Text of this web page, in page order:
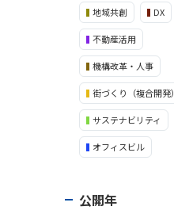
地域共創 DX
不動産活用
機構改革・人事
街づくり（複合開発）
サステナビリティ
オフィスビル
公開年